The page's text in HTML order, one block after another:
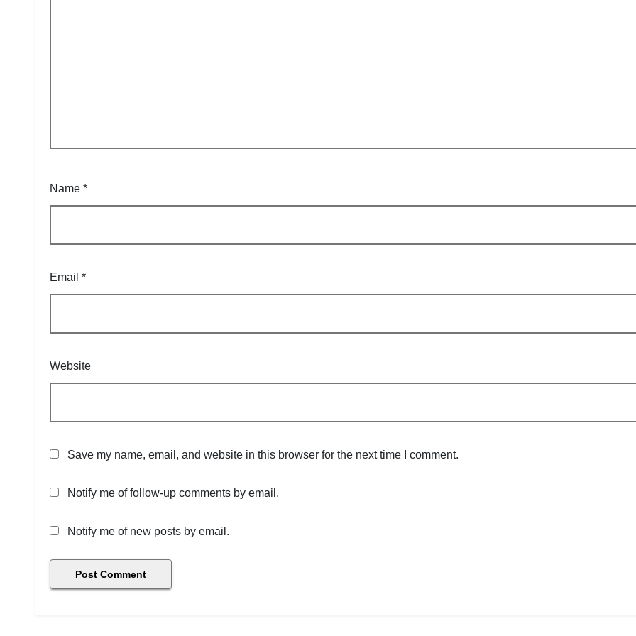
Name *
Email *
Website
Save my name, email, and website in this browser for the next time I comment.
Notify me of follow-up comments by email.
Notify me of new posts by email.